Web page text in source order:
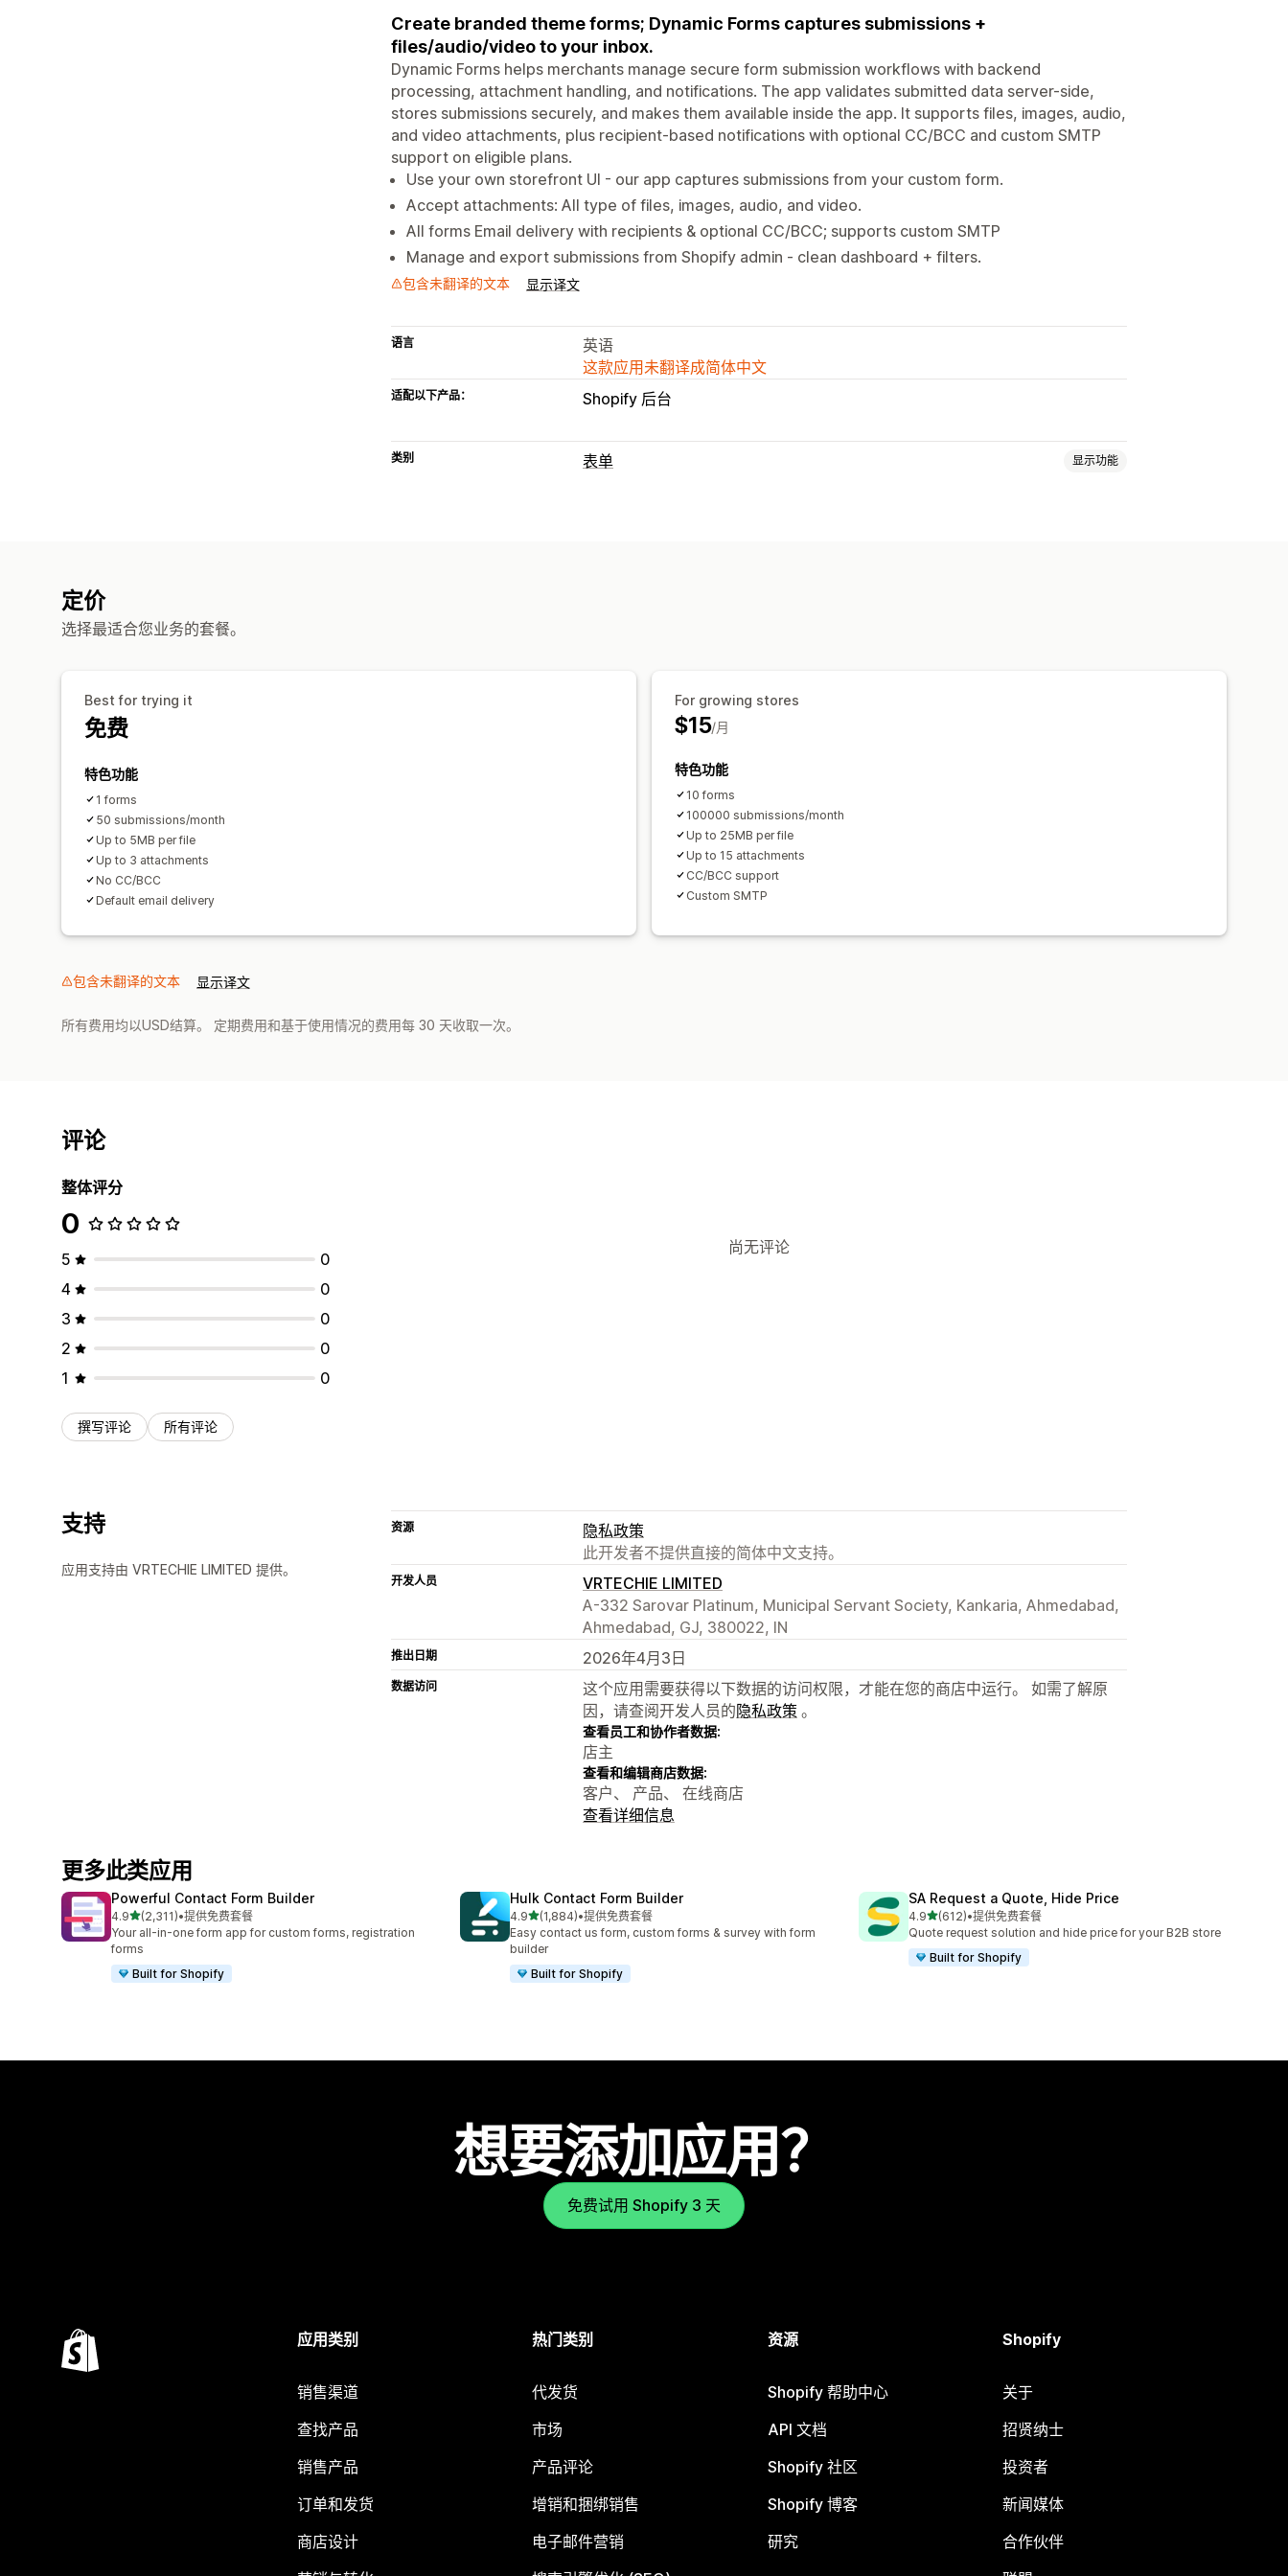
Create branded theme forms; Dynamic Forms captures submissions +
files/audio/video to your inbox.
Dynamic Forms helps merchants manage secure form submission workflows with backend
processing, attachment handling, and notifications. The app validates submitted data server-side,
stores submissions securely, and makes them available inside the app. It supports files, images, audio,
and video attachments, plus recipient-based notifications with optional CC/BCC and custom SMTP
support on eligible plans.
Use your own storefront UI - our app captures submissions from your custom form.
Accept attachments: All type of files, images, audio, and video.
All forms Email delivery with recipients & optional CC/BCC; supports custom SMTP
Manage and export submissions from Shopify admin - clean dashboard + filters.
包含未翻译的文本 显示译文
语言
英语
这款应用未翻译成简体中文
适配以下产品： Shopify 后台
类别 表单 显示功能
数据导出
定价
选择最适合您业务的套餐。
Best for trying it
免费
特色功能
1 forms
50 submissions/month
Up to 5MB per file
Up to 3 attachments
No CC/BCC
Default email delivery
For growing stores
$15/月
特色功能
10 forms
100000 submissions/month
Up to 25MB per file
Up to 15 attachments
CC/BCC support
Custom SMTP
包含未翻译的文本 显示译文
所有费用均以USD结算。 定期费用和基于使用情况的费用每 30 天收取一次。
评论
整体评分
0
5
0
4
0
3
0
2
0
1
0
撰写评论 所有评论
尚无评论
支持
应用支持由 VRTECHIE LIMITED 提供。
资源
隐私政策
此开发者不提供直接的简体中文支持。
开发人员
VRTECHIE LIMITED
A-332 Sarovar Platinum, Municipal Servant Society, Kankaria, Ahmedabad,
Ahmedabad, GJ, 380022, IN
推出日期 2026年4月3日
数据访问
这个应用需要获得以下数据的访问权限，才能在您的商店中运行。 如需了解原
因，请查阅开发人员的隐私政策 。
查看员工和协作者数据:
店主
查看和编辑商店数据:
客户、 产品、 在线商店
查看详细信息
更多此类应用
Powerful Contact Form Builder
4.9星（满分 5 星）
(2,311)
总共 2311 条评论
•提供免费套餐
Your all-in-one form app for custom forms, registration
forms
Built for Shopify
Hulk Contact Form Builder
4.9星（满分 5 星）
(1,884)
总共 1884 条评论
•提供免费套餐
Easy contact us form, custom forms & survey with form
builder
Built for Shopify
SA Request a Quote, Hide Price
4.9星（满分 5 星）
(612)
总共 612 条评论
•提供免费套餐
Quote request solution and hide price for your B2B store
Built for Shopify
想要添加应用？
免费试用 Shopify 3 天
应用类别
销售渠道
查找产品
销售产品
订单和发货
商店设计
热门类别
代发货
市场
产品评论
增销和捆绑销售
电子邮件营销
资源
Shopify 帮助中心
API 文档
Shopify 社区
Shopify 博客
研究
Shopify
关于
招贤纳士
投资者
新闻媒体
合作伙伴